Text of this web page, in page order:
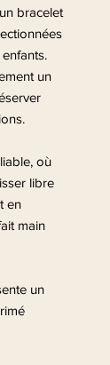
bracelet
un
où
libre
en
main
un